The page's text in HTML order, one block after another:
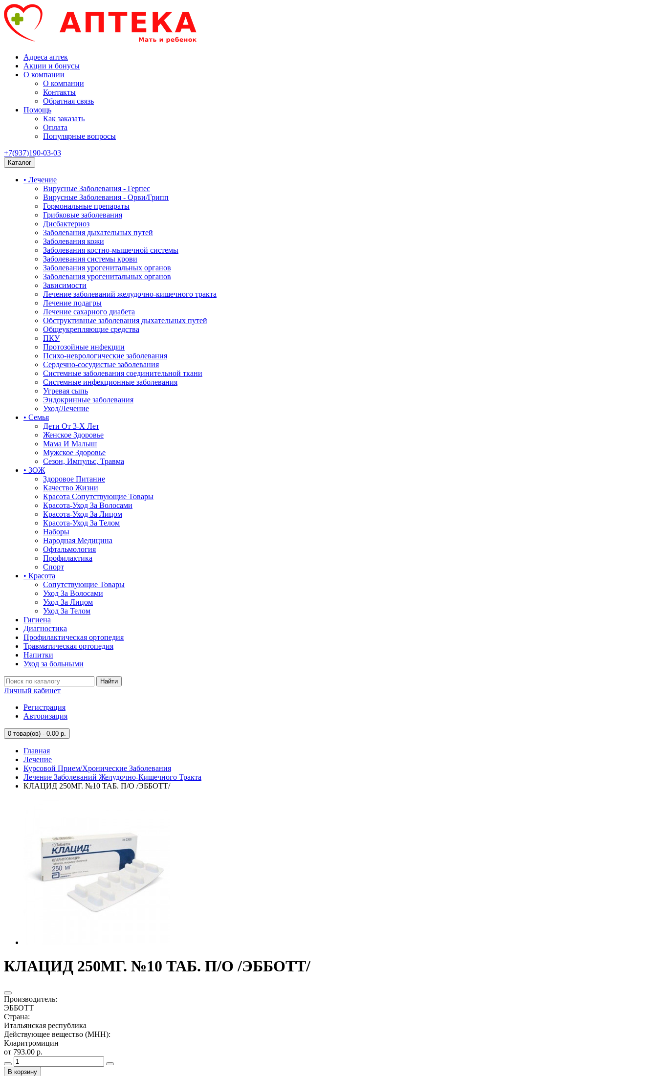
Адреса аптек
Акции и бонусы
О компании
О компании
Контакты
Обратная связь
Помощь
Как заказать
Оплата
Популярные вопросы
+7(937)190-03-03
Каталог
• Лечение
Вирусные Заболевания - Герпес
Вирусные Заболевания - Орви/Грипп
Гормональные препараты
Грибковые заболевания
Дисбактериоз
Заболевания дыхательных путей
Заболевания кожи
Заболевания костно-мышечной системы
Заболевания системы крови
Заболевания урогенитальных органов
Заболевания урогенитальных органов
Зависимости
Лечение заболеваний желудочно-кишечного тракта
Лечение подагры
Лечение сахарного диабета
Обструктивные заболевания дыхательных путей
Общеукрепляющие средства
ПКУ
Протозойные инфекции
Психо-неврологические заболевания
Сердечно-сосудистые заболевания
Системные заболевания соединительной ткани
Системные инфекционные заболевания
Угревая сыпь
Эндокринные заболевания
Уход/Лечение
• Семья
Дети От 3-Х Лет
Женское Здоровье
Мама И Малыш
Мужское Здоровье
Сезон, Импульс, Травма
• ЗОЖ
Здоровое Питание
Качество Жизни
Красота Сопутствующие Товары
Красота-Уход За Волосами
Красота-Уход За Лицом
Красота-Уход За Телом
Наборы
Народная Медицина
Офтальмология
Профилактика
Спорт
• Красота
Сопутствующие Товары
Уход За Волосами
Уход За Лицом
Уход За Телом
Гигиена
Диагностика
Профилактическая ортопедия
Травматическая ортопедия
Напитки
Уход за больными
Найти
Личный кабинет
Регистрация
Авторизация
0 товар(ов) - 0.00 р.
Главная
Лечение
Курсовой Прием/Хронические Заболевания
Лечение Заболеваний Желудочно-Кишечного Тракта
КЛАЦИД 250МГ. №10 ТАБ. П/О /ЭББОТТ/
КЛАЦИД 250МГ. №10 ТАБ. П/О /ЭББОТТ/
Производитель:
ЭББОТТ
Страна:
Итальянская республика
Действующее вещество (МНН):
Кларитромицин
от 793.00 р.
В корзину